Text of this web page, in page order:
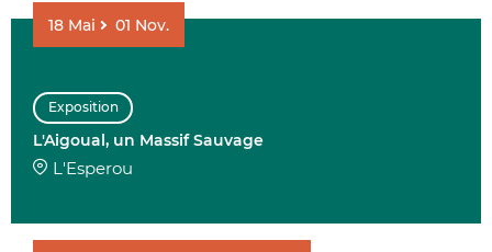
Exposition
L'Aigoual, un Massif Sauvage
L'Esperou
18 Mai 01 Nov.